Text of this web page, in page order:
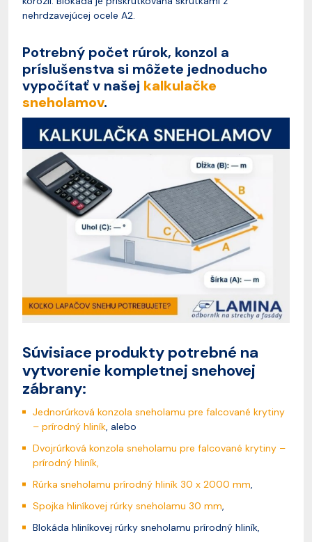
nehrdzavejúcej ocele A2.
Potrebný počet rúrok, konzol a
príslušenstva si môžete jednoducho
vypočítať v našej kalkulačke
sneholamov.
Súvisiace produkty potrebné na
vytvorenie kompletnej snehovej
zábrany:
Jednorúrková konzola sneholamu pre falcované krytiny
– prírodný hliník, alebo
Dvojrúrková konzola sneholamu pre falcované krytiny –
prírodný hliník,
Rúrka sneholamu prírodný hliník 30 x 2000 mm,
Spojka hliníkovej rúrky sneholamu 30 mm,
Blokáda hliníkovej rúrky sneholamu prírodný hliník,